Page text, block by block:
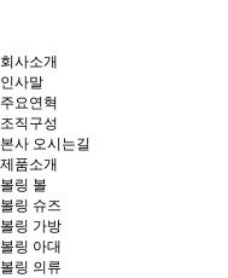
회사소개
인사말
주요연혁
조직구성
본사 오시는길
제품소개
볼링 볼
볼링 슈즈
볼링 가방
볼링 아대
볼링 의류